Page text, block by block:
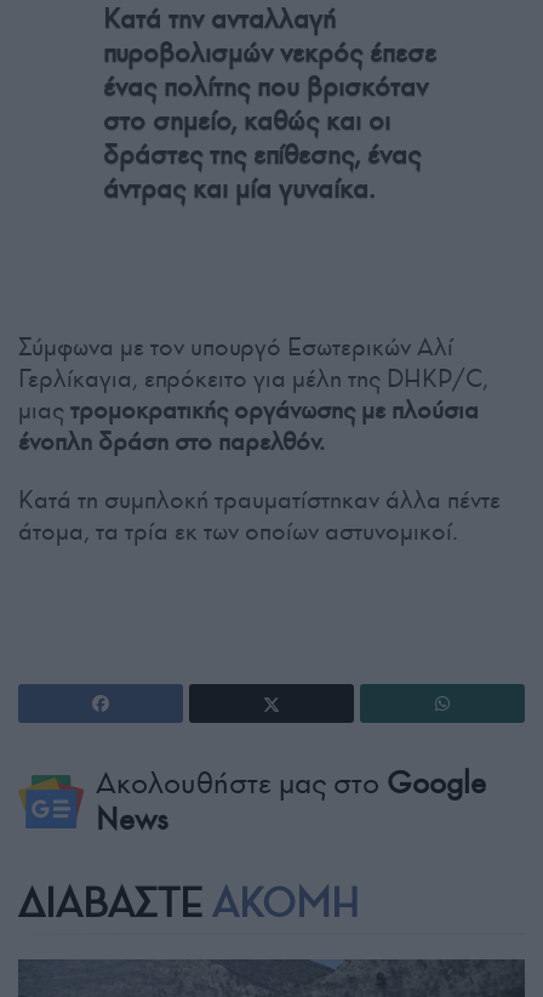
Κατά την ανταλλαγή
πυροβολισμών νεκρός έπεσε
ένας πολίτης που βρισκόταν
στο σημείο, καθώς και οι
δράστες της επίθεσης, ένας
άντρας και μία γυναίκα.
Σύμφωνα με τον υπουργό Εσωτερικών Αλί
Γερλίκαγια, επρόκειτο για μέλη της DHKP/C,
μιας τρομοκρατικής οργάνωσης με πλούσια
ένοπλη δράση στο παρελθόν.
Κατά τη συμπλοκή τραυματίστηκαν άλλα πέντε
άτομα, τα τρία εκ των οποίων αστυνομικοί.
Ακολουθήστε μας στο Google
News
ΔΙΑΒΑΣΤΕ ΑΚΟΜΗ